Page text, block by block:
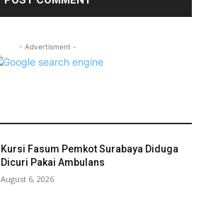
- Advertisment -
Kursi Fasum Pemkot Surabaya Diduga
Dicuri Pakai Ambulans
August 6, 2026